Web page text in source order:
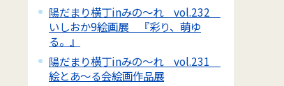
陽だまり横丁inみの～れ vol.232
いしおか9絵画展 『彩り、萌ゆ
る。』
陽だまり横丁inみの～れ vol.231
絵とあ～る会絵画作品展